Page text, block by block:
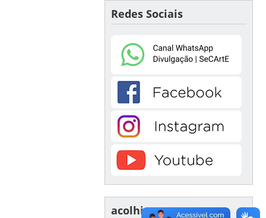
Redes Sociais
acolhimento